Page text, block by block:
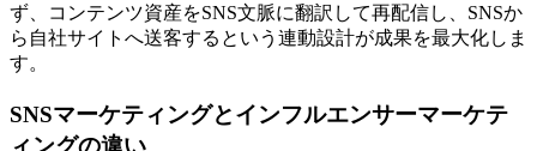
ず、コンテンツ資産をSNS文脈に翻訳して再配信し、SNSか
ら自社サイトへ送客するという連動設計が成果を最大化しま
す。
SNSマーケティングとインフルエンサーマーケテ
ィングの違い